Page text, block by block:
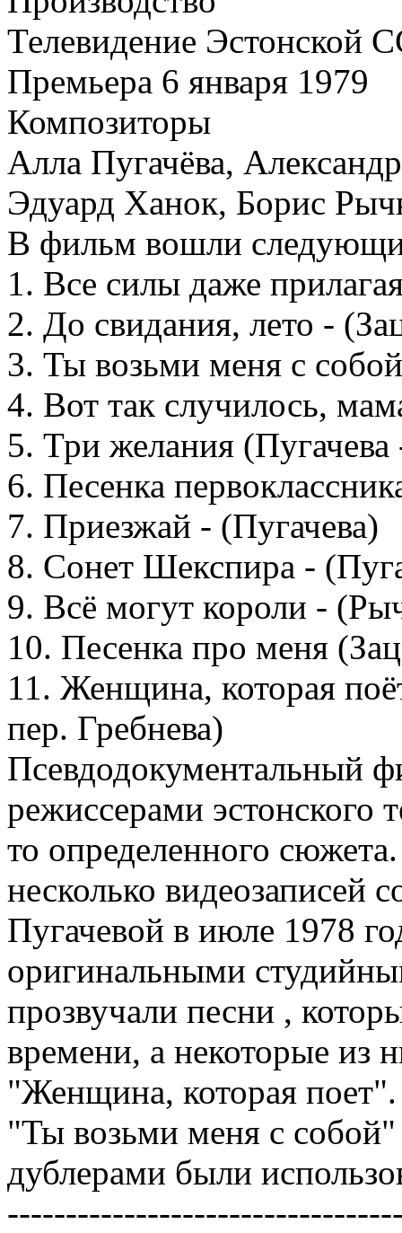
Телевидение Эстонской
Премьера 6 января 1979
Композиторы
Алла Пугачёва,
Эдуард Ханок, Борис
В фильм вошли
1. Все силы даже
2. До свидания, лето -
3. Ты возьми меня с
4. Вот так случилось,
5. Три желания (Пугачева
6. Песенка
7. Приезжай - (Пугачева)
8. Сонет Шекспира -
9. Всё могут короли -
10. Песенка про меня
11. Женщина, которая
пер. Гребнева)
Псевдодокументальный
режиссерами эстонского
то определенного
несколько видеозаписей
Пугачевой в июле 1978
оригинальными
прозвучали песни ,
времени, а некоторые из
"Женщина, которая
"Ты возьми меня с
дублерами были